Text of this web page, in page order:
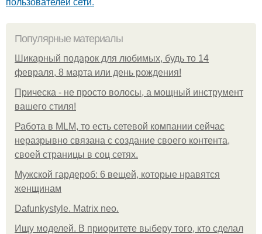
Популярные материалы
Шикарный подарок для любимых, будь то 14
февраля, 8 марта или день рождения!
Прическа - не просто волосы, а мощный инструмент
вашего стиля!
Работа в MLM, то есть сетевой компании сейчас
неразрывно связана с создание своего контента,
своей страницы в соц сетях.
Мужской гардероб: 6 вещей, которые нравятся
женщинам
Dafunkystyle. Matrix neo.
Ищу моделей. В приоритете выберу того, кто сделал